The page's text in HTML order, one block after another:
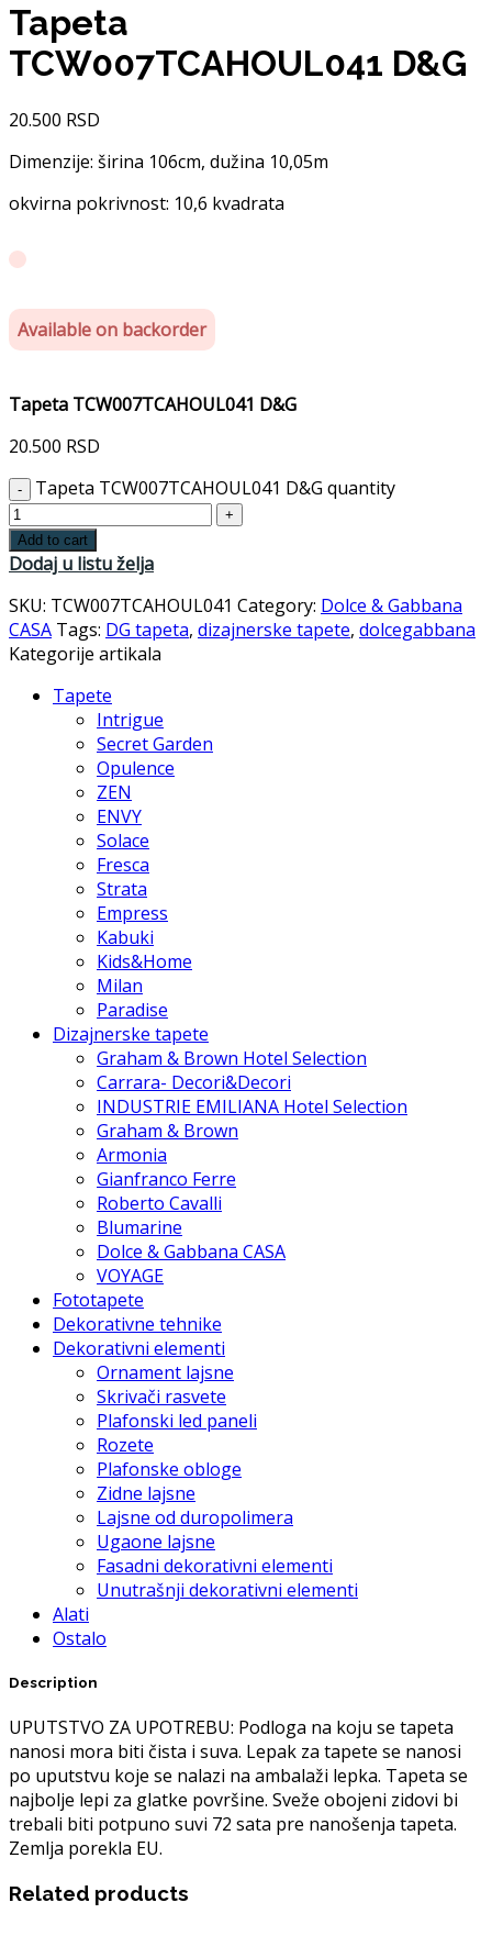
Tapeta
TCW007TCAHOUL041 D&G
20.500 RSD
Dimenzije: širina 106cm, dužina 10,05m
okvirna pokrivnost: 10,6 kvadrata
Available on backorder
Tapeta TCW007TCAHOUL041 D&G
20.500 RSD
Tapeta TCW007TCAHOUL041 D&G quantity
Add to cart
Dodaj u listu želja
SKU: TCW007TCAHOUL041 Category: Dolce & Gabbana
CASA Tags: DG tapeta, dizajnerske tapete, dolcegabbana
Kategorije artikala
Tapete
Intrigue
Secret Garden
Opulence
ZEN
ENVY
Solace
Fresca
Strata
Empress
Kabuki
Kids&Home
Milan
Paradise
Dizajnerske tapete
Graham & Brown Hotel Selection
Carrara- Decori&Decori
INDUSTRIE EMILIANA Hotel Selection
Graham & Brown
Armonia
Gianfranco Ferre
Roberto Cavalli
Blumarine
Dolce & Gabbana CASA
VOYAGE
Fototapete
Dekorativne tehnike
Dekorativni elementi
Ornament lajsne
Skrivači rasvete
Plafonski led paneli
Rozete
Plafonske obloge
Zidne lajsne
Lajsne od duropolimera
Ugaone lajsne
Fasadni dekorativni elementi
Unutrašnji dekorativni elementi
Alati
Ostalo
Description
UPUTSTVO ZA UPOTREBU: Podloga na koju se tapeta
nanosi mora biti čista i suva. Lepak za tapete se nanosi
po uputstvu koje se nalazi na ambalaži lepka. Tapeta se
najbolje lepi za glatke površine. Sveže obojeni zidovi bi
trebali biti potpuno suvi 72 sata pre nanošenja tapeta.
Zemlja porekla EU.
Related products